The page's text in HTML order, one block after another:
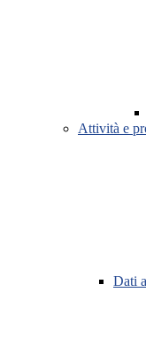
Attività e
Dati